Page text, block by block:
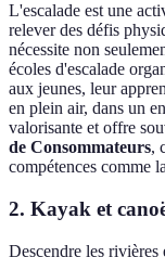
L'escalade est une
relever des défis
nécessite non
écoles d'escalade
aux jeunes, leur
en plein air, dans un
valorisante et offre
de Consommateurs,
compétences comme
2. Kayak et
Descendre les rivières